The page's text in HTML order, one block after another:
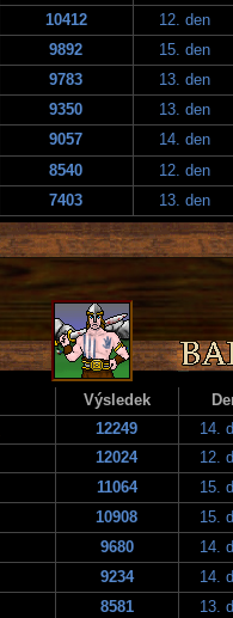
10412
12. den
9892
15. den
9783
13. den
9350
13. den
9057
14. den
8540
12. den
7403 13. den
Výsledek
12249
14.
12024
12.
11064
15.
10908
15.
9680
14.
9234
14.
8581
13.